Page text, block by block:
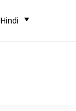
Hindi